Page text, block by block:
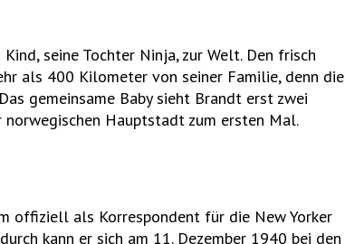
seine Tochter Ninja, zur Welt. Den frisch
als 400 Kilometer von seiner Familie, denn die
gemeinsame Baby sieht Brandt erst zwei
Hauptstadt zum ersten Mal.
offiziell als Korrespondent für die New Yorker
kann er sich am 11. Dezember 1940 bei den